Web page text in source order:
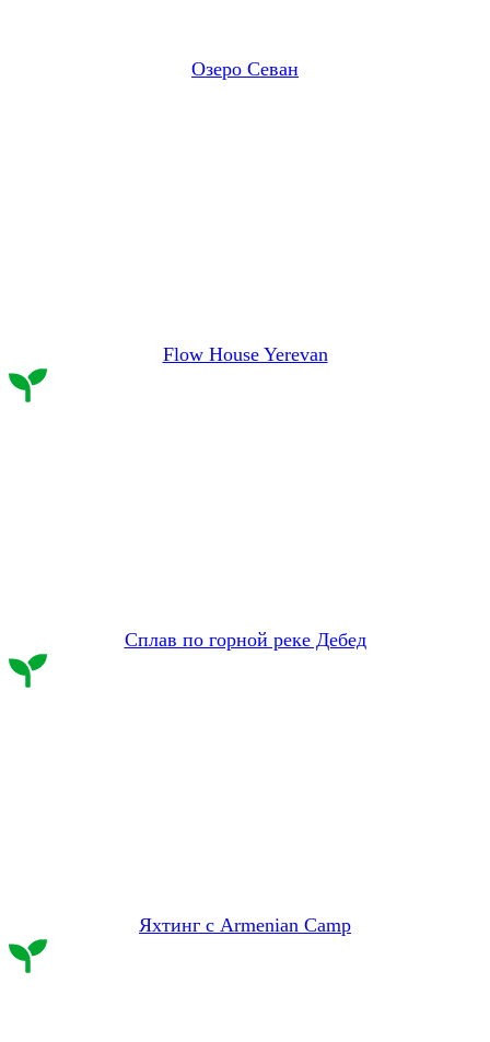
Озеро Севан
Flow House Yerevan
Сплав по горной реке Дебед
Яхтинг с Armenian Camp